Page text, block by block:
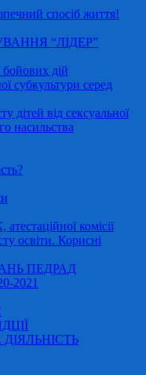
спосіб життя!
“ЛІДЕР”
дій
субкультури серед
дітей від сексуальної
насильства
комісії
освіти. Корисні
ПЕДРАД
2021